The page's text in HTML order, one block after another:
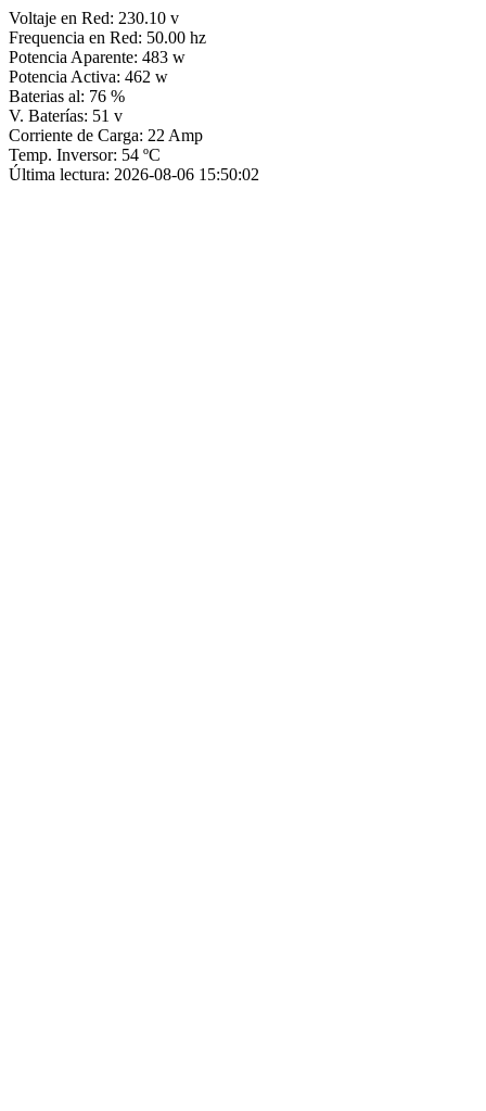
Voltaje en Red: 230.10 v
Frequencia en Red: 50.00 hz
Potencia Aparente: 483 w
Potencia Activa: 462 w
Baterias al: 76 %
V. Baterías: 51 v
Corriente de Carga: 22 Amp
Temp. Inversor: 54 ºC
Última lectura: 2026-08-06 15:50:02